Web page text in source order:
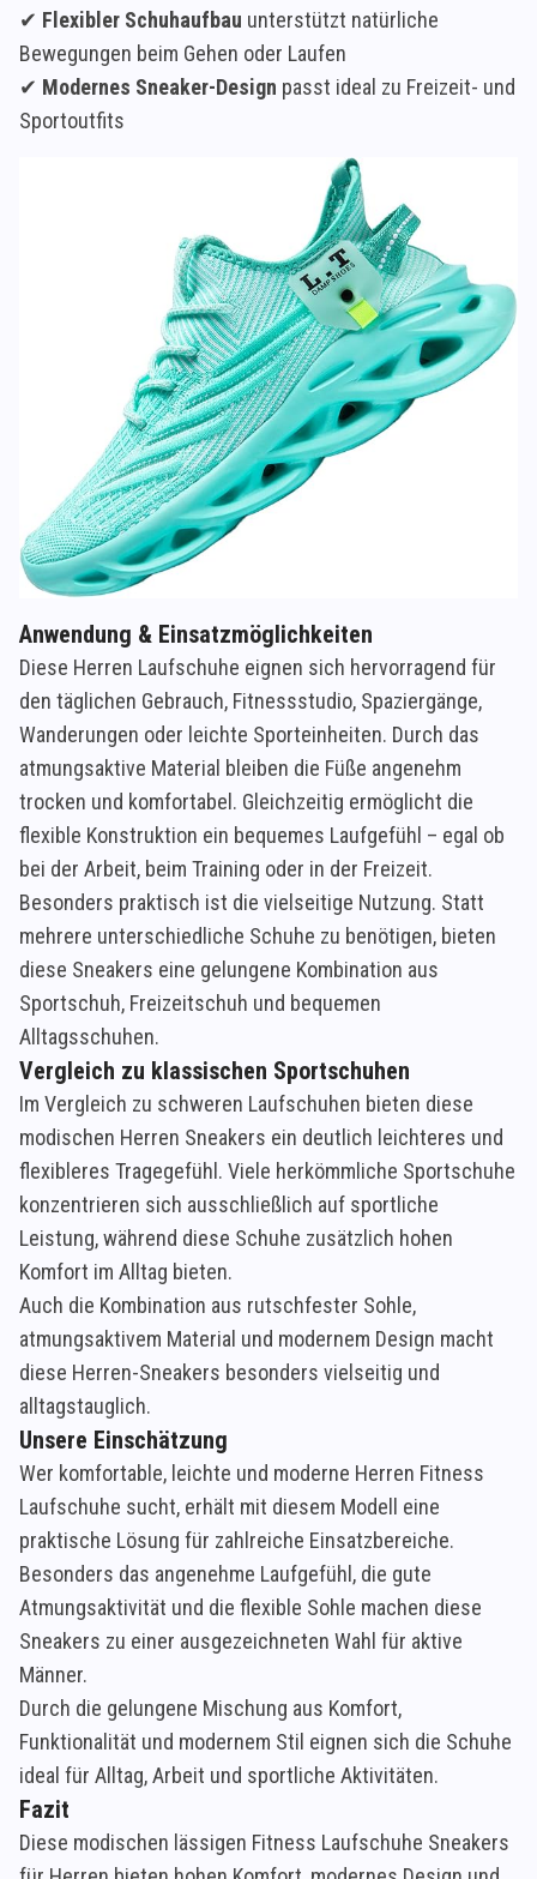
✔ Flexibler Schuhaufbau unterstützt natürliche
Bewegungen beim Gehen oder Laufen
✔ Modernes Sneaker-Design passt ideal zu Freizeit- und
Sportoutfits
Anwendung & Einsatzmöglichkeiten
Diese Herren Laufschuhe eignen sich hervorragend für
den täglichen Gebrauch, Fitnessstudio, Spaziergänge,
Wanderungen oder leichte Sporteinheiten. Durch das
atmungsaktive Material bleiben die Füße angenehm
trocken und komfortabel. Gleichzeitig ermöglicht die
flexible Konstruktion ein bequemes Laufgefühl – egal ob
bei der Arbeit, beim Training oder in der Freizeit.
Besonders praktisch ist die vielseitige Nutzung. Statt
mehrere unterschiedliche Schuhe zu benötigen, bieten
diese Sneakers eine gelungene Kombination aus
Sportschuh, Freizeitschuh und bequemen
Alltagsschuhen.
Vergleich zu klassischen Sportschuhen
Im Vergleich zu schweren Laufschuhen bieten diese
modischen Herren Sneakers ein deutlich leichteres und
flexibleres Tragegefühl. Viele herkömmliche Sportschuhe
konzentrieren sich ausschließlich auf sportliche
Leistung, während diese Schuhe zusätzlich hohen
Komfort im Alltag bieten.
Auch die Kombination aus rutschfester Sohle,
atmungsaktivem Material und modernem Design macht
diese Herren-Sneakers besonders vielseitig und
alltagstauglich.
Unsere Einschätzung
Wer komfortable, leichte und moderne Herren Fitness
Laufschuhe sucht, erhält mit diesem Modell eine
praktische Lösung für zahlreiche Einsatzbereiche.
Besonders das angenehme Laufgefühl, die gute
Atmungsaktivität und die flexible Sohle machen diese
Sneakers zu einer ausgezeichneten Wahl für aktive
Männer.
Durch die gelungene Mischung aus Komfort,
Funktionalität und modernem Stil eignen sich die Schuhe
ideal für Alltag, Arbeit und sportliche Aktivitäten.
Fazit
Diese modischen lässigen Fitness Laufschuhe Sneakers